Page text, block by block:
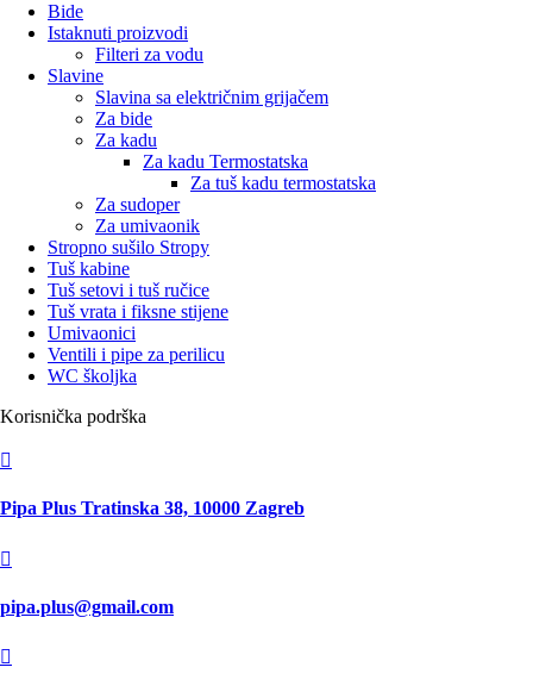
Bide
Istaknuti proizvodi
Filteri za vodu
Slavine
Slavina sa električnim grijačem
Za bide
Za kadu
Za kadu Termostatska
Za tuš kadu termostatska
Za sudoper
Za umivaonik
Stropno sušilo Stropy
Tuš kabine
Tuš setovi i tuš ručice
Tuš vrata i fiksne stijene
Umivaonici
Ventili i pipe za perilicu
WC školjka
Korisnička podrška

Pipa Plus Tratinska 38, 10000 Zagreb

pipa.plus@gmail.com
